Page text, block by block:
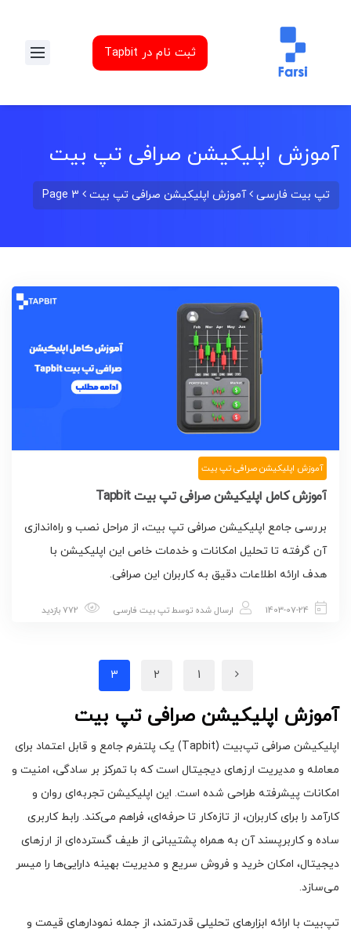
ثبت نام در Tapbit
آموزش اپلیکیشن صرافی تپ بیت
تپ بیت فارسی آموزش اپلیکیشن صرافی تپ بیت Page 3
آموزش اپلیکیشن صرافی تپ بیت
آموزش کامل اپلیکیشن صرافی تپ بیت Tapbit
بررسی جامع اپلیکیشن صرافی تپ بیت، از مراحل نصب و راه‌اندازی
آن گرفته تا تحلیل امکانات و خدمات خاص این اپلیکیشن با
هدف ارائه اطلاعات دقیق به کاربران این صرافی.
1403-07-24 ارسال شده توسطتپ بیت فارسی
1
2
3
آموزش اپلیکیشن صرافی تپ بیت
اپلیکیشن صرافی تپ‌بیت (Tapbit) یک پلتفرم جامع و قابل اعتماد برای
معامله و مدیریت ارزهای دیجیتال است که با تمرکز بر سادگی، امنیت و
امکانات پیشرفته طراحی شده است. این اپلیکیشن تجربه‌ای روان و
کارآمد را برای کاربران، از تازه‌کار تا حرفه‌ای، فراهم می‌کند. رابط کاربری
ساده و کاربرپسند آن به همراه پشتیبانی از طیف گسترده‌ای از ارزهای
دیجیتال، امکان خرید و فروش سریع و مدیریت بهینه دارایی‌ها را میسر
می‌سازد.
تپ‌بیت با ارائه ابزارهای تحلیلی قدرتمند، از جمله نمودارهای قیمت و